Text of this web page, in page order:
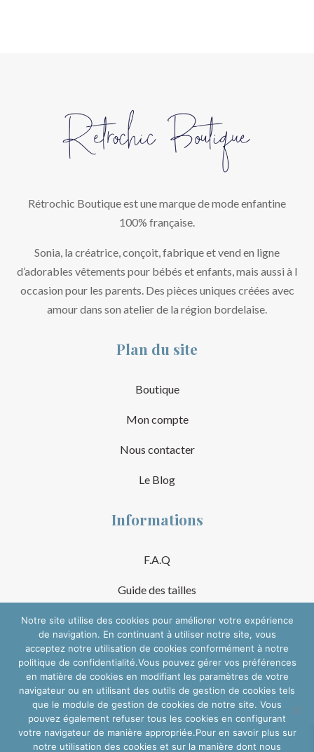
Rétrochic Boutique est une marque de mode enfantine
100% française.
Sonia, la créatrice, conçoit, fabrique et vend en ligne
d’adorables vêtements pour bébés et enfants, mais aussi à l
occasion pour les parents. Des pièces uniques créées avec
amour dans son atelier de la région bordelaise.
Plan du site
Boutique
Mon compte
Nous contacter
Le Blog
Informations
F.A.Q
Guide des tailles
Mentions Légales
Conditions Générales de Vente
Suivre sur les réseaux
Notre site utilise des cookies pour améliorer votre expérience
de navigation. En continuant à utiliser notre site, vous
acceptez notre utilisation de cookies conformément à notre
politique de confidentialité.Vous pouvez gérer vos préférences
en matière de cookies en modifiant les paramètres de votre
navigateur ou en utilisant des outils de gestion de cookies tels
que le module de gestion de cookies de notre site. Vous
pouvez également refuser tous les cookies en configurant
votre navigateur de manière appropriée.Pour en savoir plus sur
notre utilisation des cookies et sur la manière dont nous